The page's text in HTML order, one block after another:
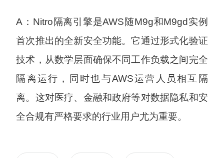
A：Nitro隔离引擎是AWS随M9g和M9gd实例
首次推出的全新安全功能。它通过形式化验证
技术，从数学层面确保不同工作负载之间完全
隔离运行，同时也与AWS运营人员相互隔
离。这对医疗、金融和政府等对数据隐私和安
全合规有严格要求的行业用户尤为重要。